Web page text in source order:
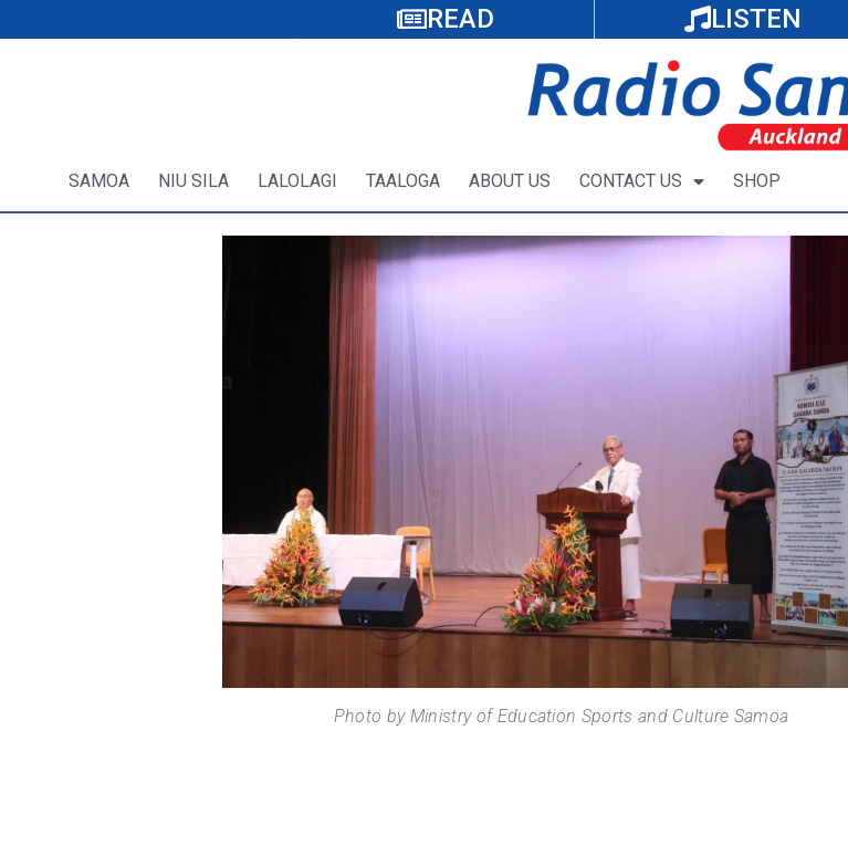
READ LISTEN
SAMOA NIU SILA LALOLAGI TAALOGA ABOUT US CONTACT US SHOP
Photo by Ministry of Education Sports and Culture Samoa